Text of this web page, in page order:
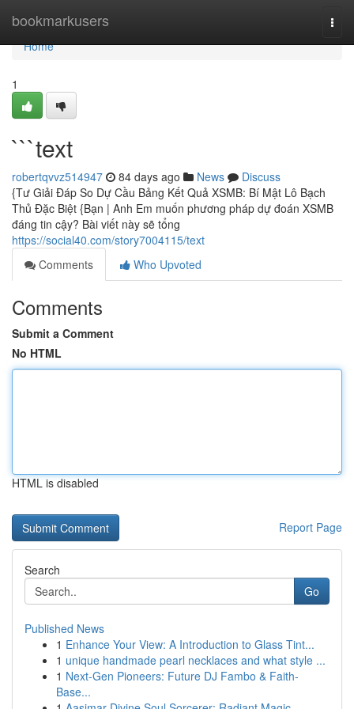
bookmarkusers
Home
Home
1
```text
robertqvvz514947 84 days ago News
Discuss
{Tư Giải Đáp So Dự Cầu Bảng Kết Quả XSMB: Bí Mật Lô Bạch
Thủ Đặc Biệt {Bạn | Anh Em muốn phương pháp dự đoán XSMB
đáng tin cậy? Bài viết này sẽ tổng
https://social40.com/story7004115/text
Comments
Who Upvoted
Comments
Submit a Comment
No HTML
HTML is disabled
Report Page
Search
Go
Published News
1 Enhance Your View: A Introduction to Glass Tint...
1 unique handmade pearl necklaces and what style ...
1 Next-Gen Pioneers: Future DJ Fambo & Faith-
Base...